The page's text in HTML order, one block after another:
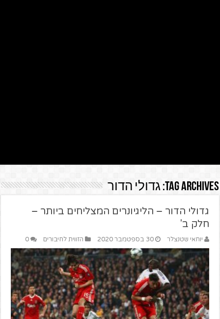
Tag Archives: גדולי הדור
גדולי הדור – הליגיונרים המצליחים ביותר –
חלק ב'
יוחאי שטנצלר 30 בספטמבר 2020 הזווית לחיבורים 0